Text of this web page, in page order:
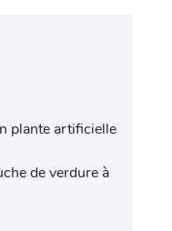
plante artificielle
de verdure à